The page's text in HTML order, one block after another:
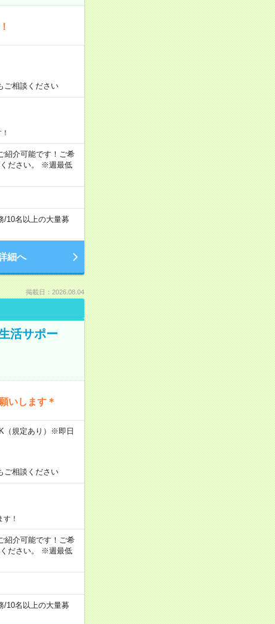
相談ください
紹介可能です！ご希
ださい。 ※週最低
/10名以上の大量募
細へ
掲載日：2026.08.04
活サポー
いします＊
規定あり）※即日
相談ください
！
紹介可能です！ご希
ださい。 ※週最低
/10名以上の大量募